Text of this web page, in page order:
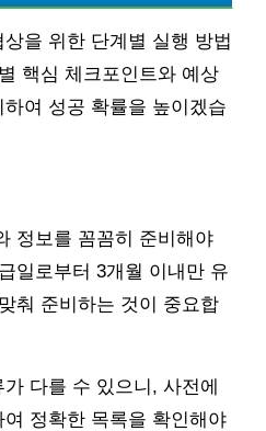
을 위한 단계별 실행 방법
핵심 체크포인트와 예상
여 성공 확률을 높이겠습
정보를 꼼꼼히 준비해야
일로부터 3개월 이내만 유
춰 준비하는 것이 중요합
다를 수 있으니, 사전에
정확한 목록을 확인해야